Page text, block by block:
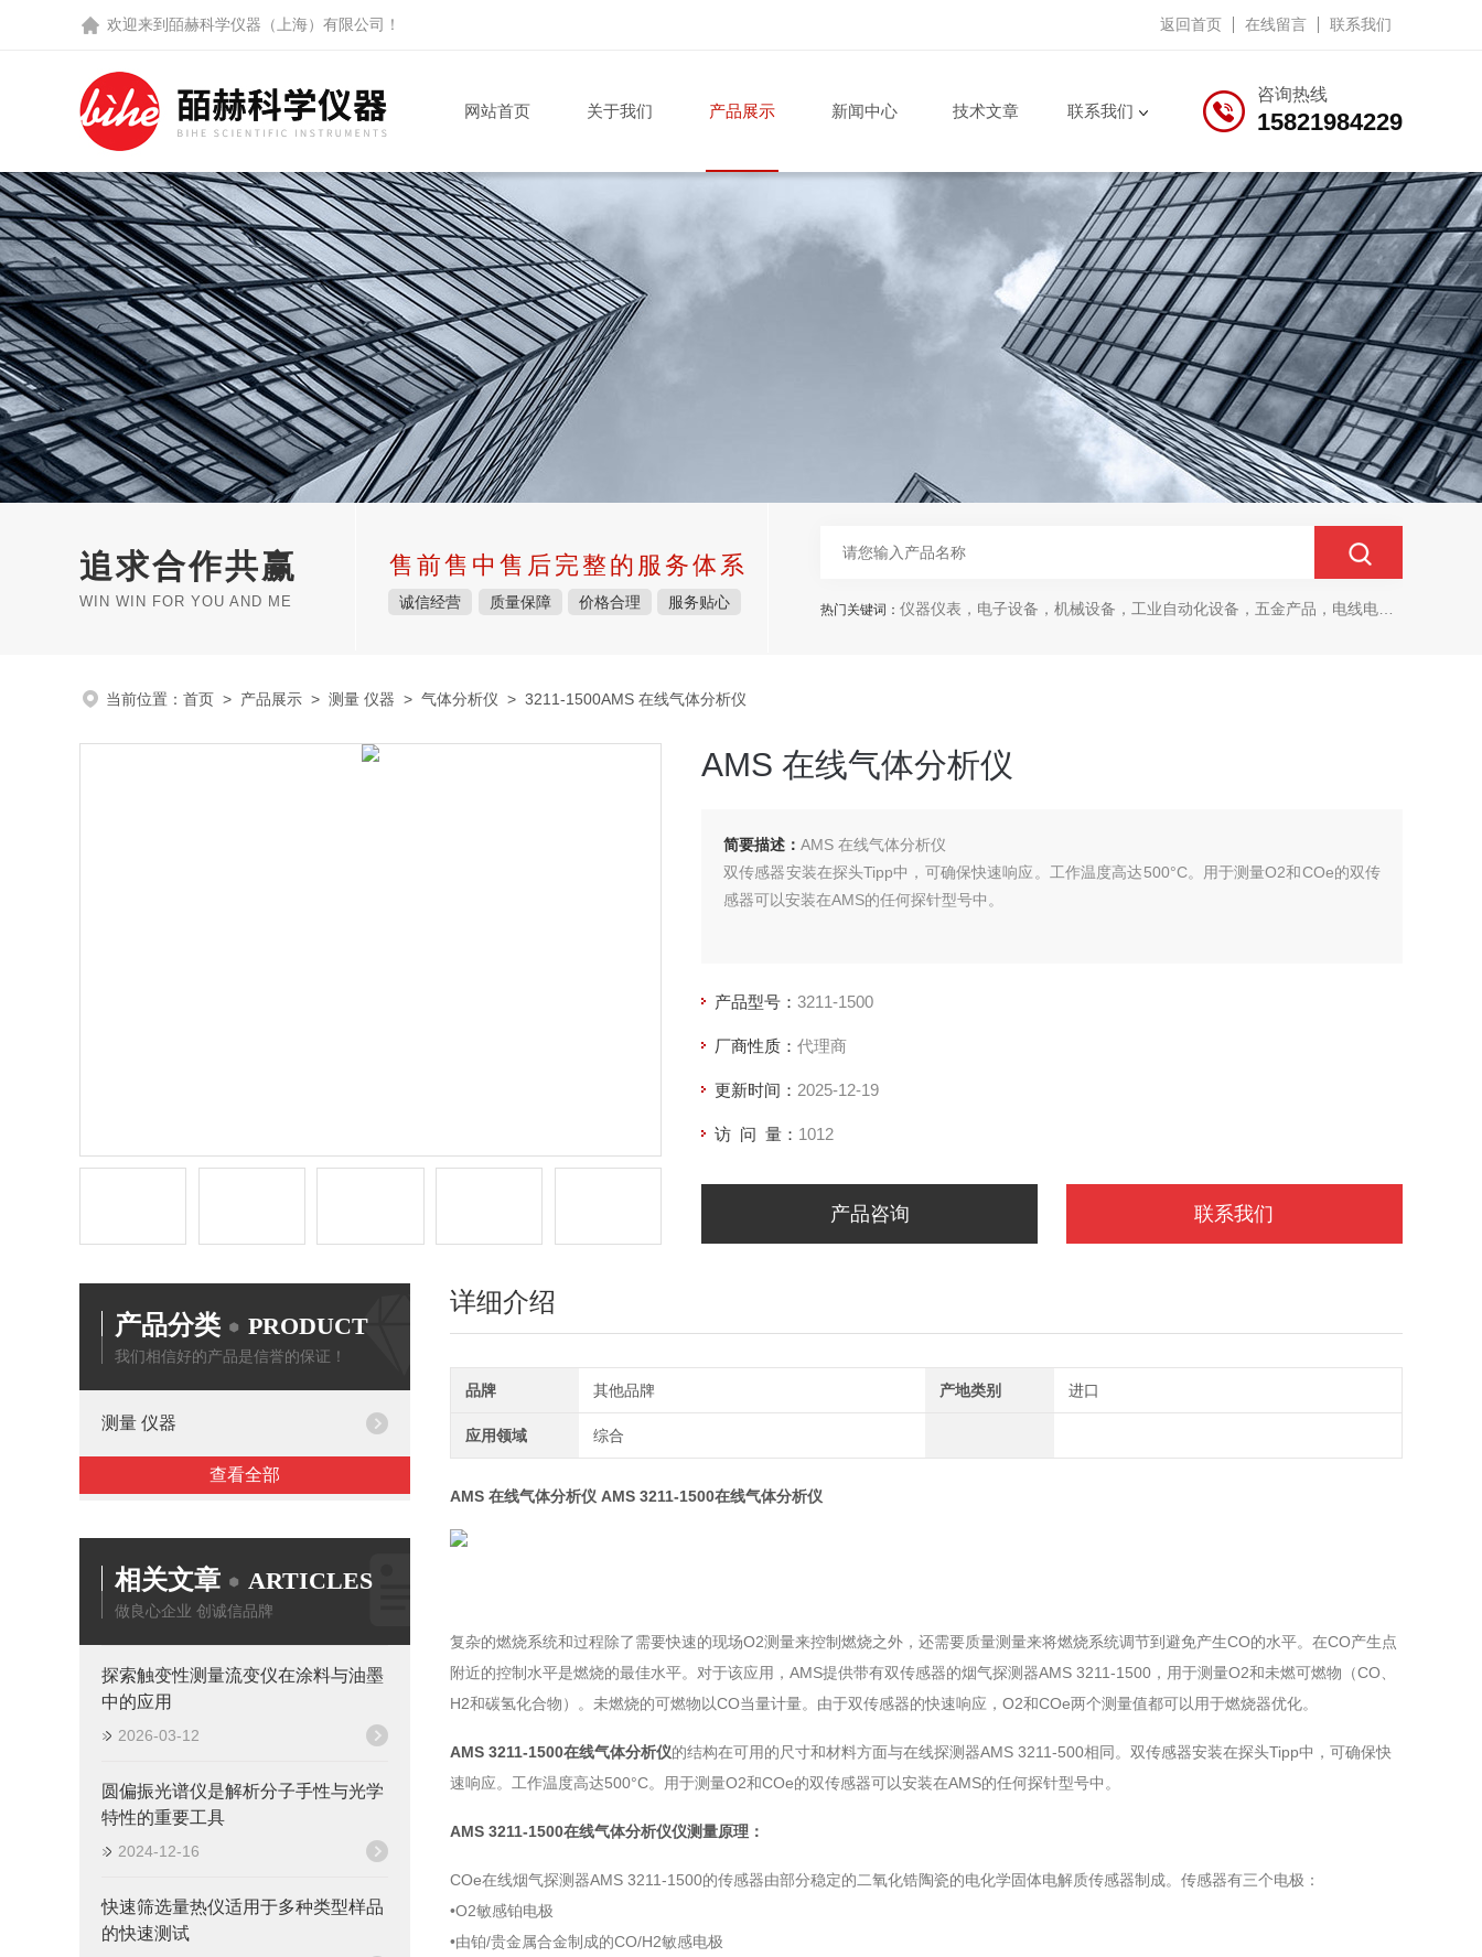
欢迎来到 皕赫科学仪器（上海）有限公司 ！ 返回首页 在线留言 联系我们
咨询热线
15821984229
网站首页 关于我们 产品展示 新闻中心 技术文章 联系我们
追求合作共赢
WIN WIN FOR YOU AND ME
售前售中售后完整的服务体系
诚信经营 质量保障 价格合理 服务贴心 热门关键词： 仪器仪表，电子设备，机械设备，工业自动化设备，五金产品，电线电缆，金属材料，电子
当前位置： 首页 > 产品展示 > 测量 仪器 > 气体分析仪 > 3211-1500AMS 在线气体分析仪
AMS 在线气体分析仪
简要描述： AMS 在线气体分析仪
双传感器安装在探头Tipp中，可确保快速响应。工作温度高达500°C。用于测量O2和COe的双传
感器可以安装在AMS的任何探针型号中。
产品型号： 3211-1500
厂商性质： 代理商
更新时间： 2025-12-19
访 问 量： 1012
产品咨询 联系我们
产品分类 PRODUCT
我们相信好的产品是信誉的保证！
测量 仪器
查看全部
相关文章 ARTICLES
做良心企业 创诚信品牌
探索触变性测量流变仪在涂料与油墨
中的应用
2026-03-12
圆偏振光谱仪是解析分子手性与光学
特性的重要工具
2024-12-16
快速筛选量热仪适用于多种类型样品
的快速测试
详细介绍
品牌 其他品牌 产地类别 进口
应用领域 综合
AMS 在线气体分析仪 AMS 3211-1500在线气体分析仪
复杂的燃烧系统和过程除了需要快速的现场O2测量来控制燃烧之外，还需要质量测量来将燃烧系统调节到避免产生CO的水平。在CO产生点
附近的控制水平是燃烧的最佳水平。对于该应用，AMS提供带有双传感器的烟气探测器AMS 3211-1500，用于测量O2和未燃可燃物（CO、
H2和碳氢化合物）。未燃烧的可燃物以CO当量计量。由于双传感器的快速响应，O2和COe两个测量值都可以用于燃烧器优化。
AMS 3211-1500在线气体分析仪的结构在可用的尺寸和材料方面与在线探测器AMS 3211-500相同。双传感器安装在探头Tipp中，可确保快
速响应。工作温度高达500°C。用于测量O2和COe的双传感器可以安装在AMS的任何探针型号中。
AMS 3211-1500在线气体分析仪仪测量原理：
COe在线烟气探测器AMS 3211-1500的传感器由部分稳定的二氧化锆陶瓷的电化学固体电解质传感器制成。传感器有三个电极：
•O2敏感铂电极
•由铂/贵金属合金制成的CO/H2敏感电极